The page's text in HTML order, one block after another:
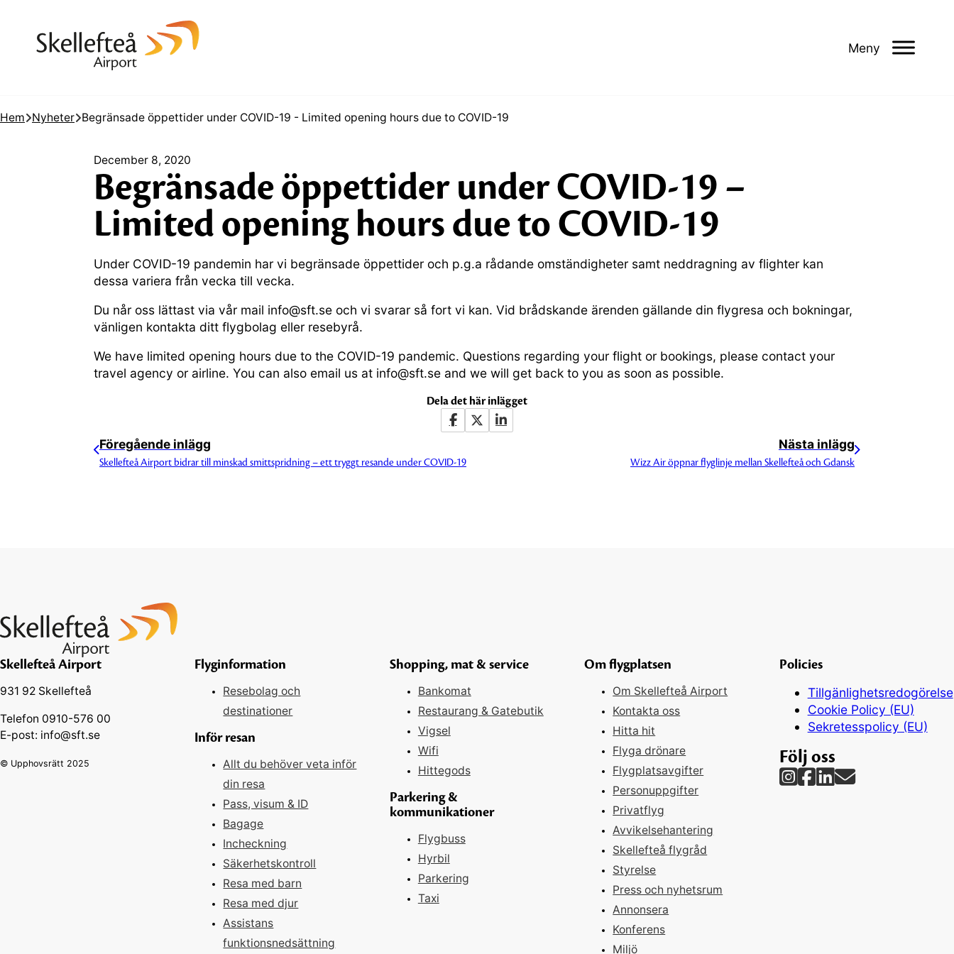
Meny
Hem Nyheter Begränsade öppettider under COVID-19 - Limited opening hours due to COVID-19
December 8, 2020
Begränsade öppettider under COVID-19 –
Limited opening hours due to COVID-19
Under COVID-19 pandemin har vi begränsade öppettider och p.g.a rådande omständigheter samt neddragning av flighter kan
dessa variera från vecka till vecka.
Du når oss lättast via vår mail info@sft.se och vi svarar så fort vi kan. Vid brådskande ärenden gällande din flygresa och bokningar,
vänligen kontakta ditt flygbolag eller resebyrå.
We have limited opening hours due to the COVID-19 pandemic. Questions regarding your flight or bookings, please contact your
travel agency or airline. You can also email us at info@sft.se and we will get back to you as soon as possible.
Dela det här inlägget
Föregående inlägg
Skellefteå Airport bidrar till minskad smittspridning – ett tryggt resande under COVID-19
Nästa inlägg
Wizz Air öppnar flyglinje mellan Skellefteå och Gdansk
Skellefteå Airport
931 92 Skellefteå
Telefon 0910-576 00
E-post: info@sft.se
© Upphovsrätt 2025
Flyginformation
Resebolag och
destinationer
Inför resan
Allt du behöver veta inför
din resa
Pass, visum & ID
Bagage
Incheckning
Säkerhetskontroll
Resa med barn
Resa med djur
Assistans
funktionsnedsättning
Shopping, mat & service
Bankomat
Restaurang & Gatebutik
Vigsel
Wifi
Hittegods
Parkering &
kommunikationer
Flygbuss
Hyrbil
Parkering
Taxi
Om flygplatsen
Om Skellefteå Airport
Kontakta oss
Hitta hit
Flyga drönare
Flygplatsavgifter
Personuppgifter
Privatflyg
Avvikelsehantering
Skellefteå flygråd
Styrelse
Press och nyhetsrum
Annonsera
Konferens
Miljö
Policies
Tillgänlighetsredogörelse
Cookie Policy (EU)
Sekretesspolicy (EU)
Följ oss